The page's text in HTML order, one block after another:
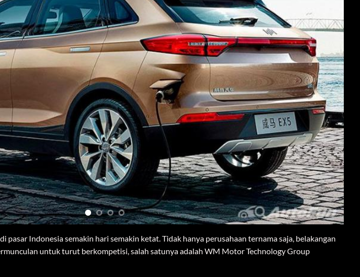
pasar Indonesia semakin hari semakin ketat. Tidak hanya perusahaan ternama saja, belakangan
untuk turut berkompetisi, salah satunya adalah WM Motor Technology Group
tahun, WM Motor setidaknya sudah melahirkan empat mobil listrik, diantaranya: Weltmeister
E5, dan Weltmeister W6.